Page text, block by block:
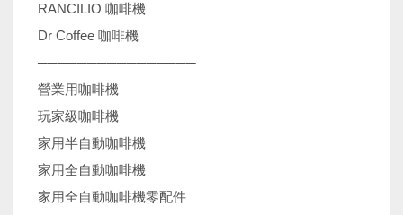
RANCILIO 咖啡機
Dr Coffee 咖啡機
────────────────
營業用咖啡機
玩家級咖啡機
家用半自動咖啡機
家用全自動咖啡機
家用全自動咖啡機零配件